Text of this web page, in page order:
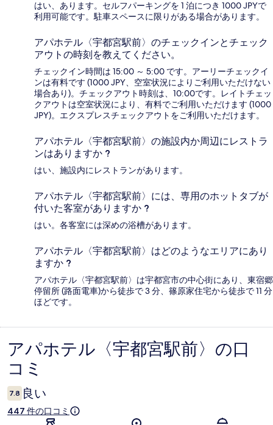
はい、あります。セルフパーキングを 1 泊につき 1000 JPYで
利用可能です。駐車スペースに限りがある場合があります。
アパホテル〈宇都宮駅前〉のチェックインとチェック
アウトの時刻を教えてください。
チェックイン時間は 15:00 ～ 5:00 です。アーリーチェックイ
ンは有料です (1000 JPY、空室状況によりご利用いただけない
場合あり)。チェックアウト時刻は、10:00です。レイトチェッ
クアウトは空室状況により、有料でご利用いただけます (1000
JPY)。エクスプレスチェックアウトをご利用いただけます。
アパホテル〈宇都宮駅前〉の施設内か周辺にレストラ
ンはありますか ?
はい、施設内にレストランがあります。
アパホテル〈宇都宮駅前〉には、専用のホットタブが
付いた客室がありますか ?
はい。各客室には深めの浴槽があります。
アパホテル〈宇都宮駅前〉はどのようなエリアにあり
ますか ?
アパホテル〈宇都宮駅前〉は宇都宮市の中心街にあり、東宿郷
停留所 (路面電車)から徒歩で 3 分、篠原家住宅から徒歩で 11 分
ほどです。
口
コ
ミ
アパホテル〈宇都宮駅前〉の口
コミ
7.8 良い
447 件の口コミ